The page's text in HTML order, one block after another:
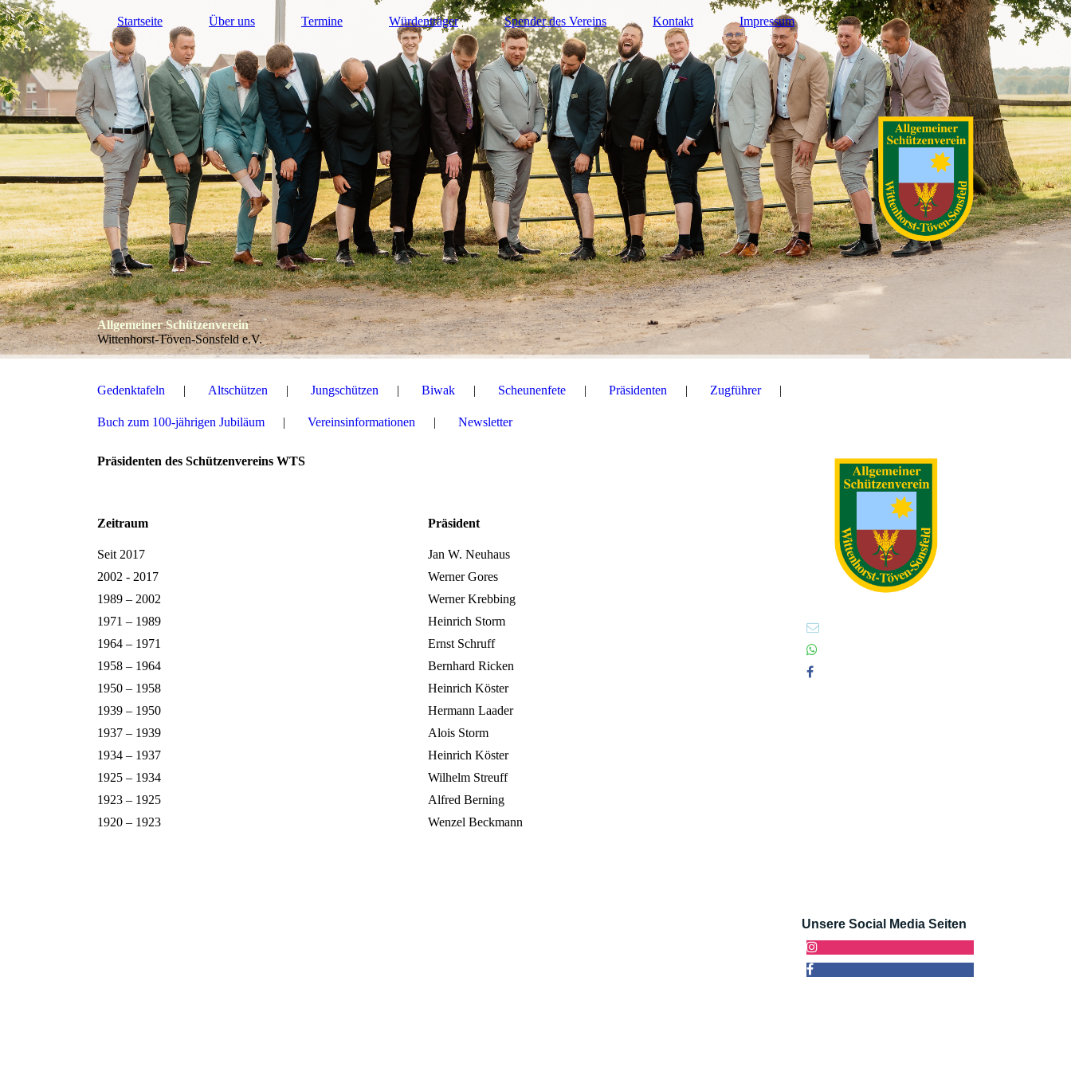
Startseite Über uns Termine Würdenträger Spender des Vereins Kontakt Impressum
Allgemeiner Schützenverein
Wittenhorst-Töven-Sonsfeld e.V.
Gedenktafeln Altschützen Jungschützen Biwak Scheunenfete Präsidenten Zugführer
Buch zum 100-jährigen Jubiläum Vereinsinformationen Newsletter
Präsidenten des Schützenvereins WTS
Zeitraum Präsident
Seit 2017
Jan W. Neuhaus
2002 - 2017
Werner Gores
1989 – 2002
Werner Krebbing
1971 – 1989
Heinrich Storm
1964 – 1971
Ernst Schruff
1958 – 1964
Bernhard Ricken
1950 – 1958
Heinrich Köster
1939 – 1950
Hermann Laader
1937 – 1939
Alois Storm
1934 – 1937
Heinrich Köster
1925 – 1934
Wilhelm Streuff
1923 – 1925
Alfred Berning
1920 – 1923
Wenzel Beckmann
Unsere Social Media Seiten